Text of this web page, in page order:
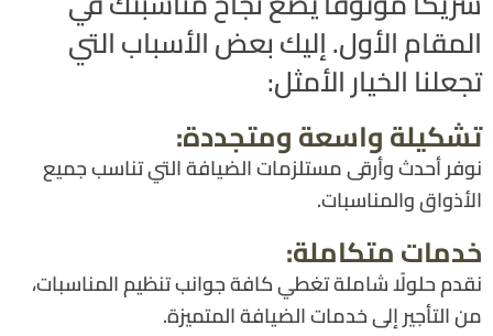
المقام الأول. إليك بعض الأسباب التي
تجعلنا الخيار الأمثل:
تشكيلة واسعة ومتجددة:
نوفر أحدث وأرقى مستلزمات الضيافة التي تناسب جميع
الأذواق والمناسبات.
خدمات متكاملة:
نقدم حلولًا شاملة تغطي كافة جوانب تنظيم المناسبات،
من التأجير إلى خدمات الضيافة المتميزة.